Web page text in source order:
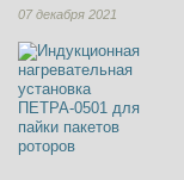
07 декабря 2021